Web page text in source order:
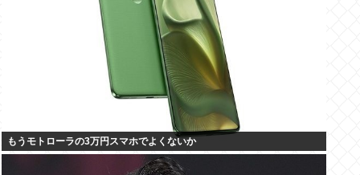
もうモトローラの3万円スマホでよくないか